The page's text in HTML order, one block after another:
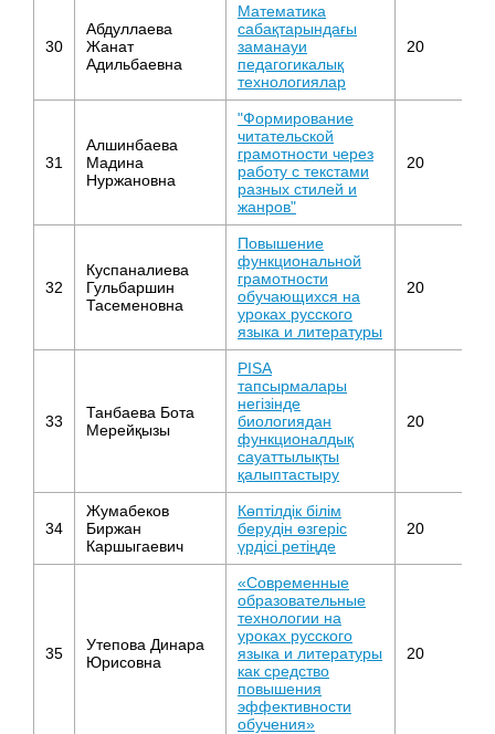
30
Абдуллаева
Жанат
Адильбаевна
Математика
сабақтарындағы
заманауи
педагогикалық
технологиялар
20
31
Алшинбаева
Мадина
Нуржановна
"Формирование
читательской
грамотности через
работу с текстами
разных стилей и
жанров"
20
32
Куспаналиева
Гульбаршин
Тасеменовна
Повышение
функциональной
грамотности
обучающихся на
уроках русского
языка и литературы
20
33
Танбаева Бота
Мерейқызы
PISA
тапсырмалары
негізінде
биологиядан
функционалдық
сауаттылықты
қалыптастыру
20
34
Жумабеков
Биржан
Каршыгаевич
Көптілдік білім
берудін өзгеріс
үрдісі ретіңде
20
35
Утепова Динара
Юрисовна
«Современные
образовательные
технологии на
уроках русского
языка и литературы
как средство
повышения
эффективности
обучения»
20